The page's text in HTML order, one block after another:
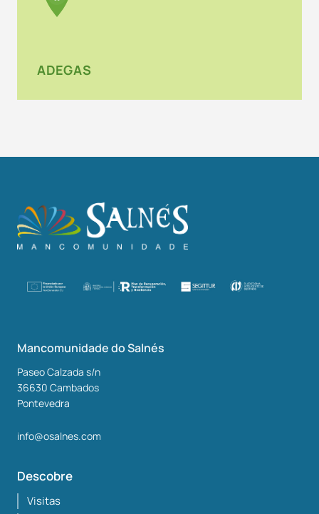
ADEGAS
Mancomunidade do Salnés
Paseo Calzada s/n
36630 Cambados
Pontevedra
info@osalnes.com
Descobre
Visitas